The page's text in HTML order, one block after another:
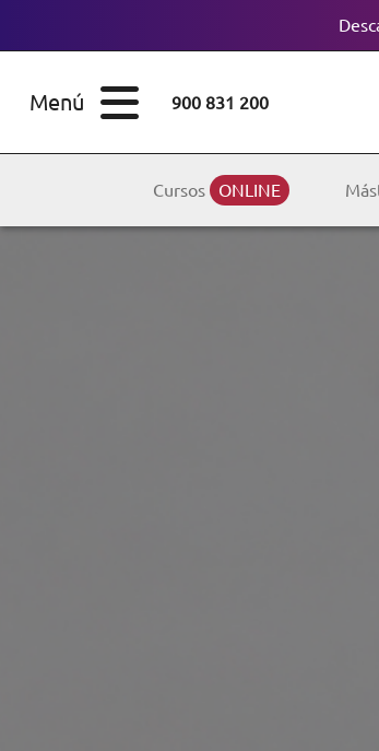
Menú 900 831 200
ESTUDIOS
Licenciaturas
Doctorados
Cursos ONLINE